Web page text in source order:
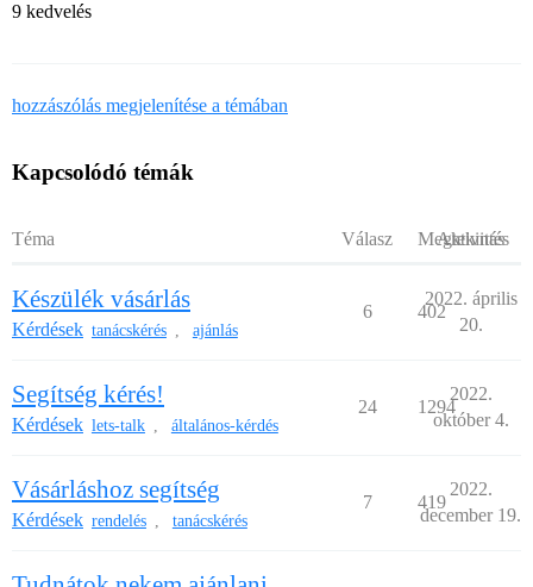
9 kedvelés
hozzászólás megjelenítése a témában
Kapcsolódó témák
Téma Válasz Megtekintés
Aktivitás
Készülék vásárlás
Kérdések tanácskérés , ajánlás
6 402
2022. április
20.
Segítség kérés!
Kérdések lets-talk , általános-kérdés
24 1294
2022.
október 4.
Vásárláshoz segítség
Kérdések rendelés , tanácskérés
7 419
2022.
december 19.